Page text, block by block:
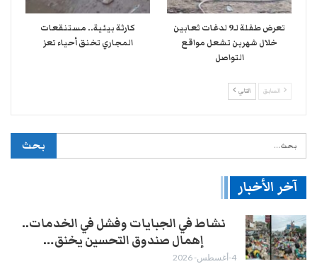
تعرض طفلة لـ9 لدغات ثعابين
خلال شهرين تشعل مواقع
التواصل
كارثة بيئية.. مستنقعات
المجاري تخنق أحياء تعز
السابق التالي
آخر الأخبار
نشاط في الجبايات وفشل في الخدمات..
إهمال صندوق التحسين يخنق…
4-أغسطس- 2026